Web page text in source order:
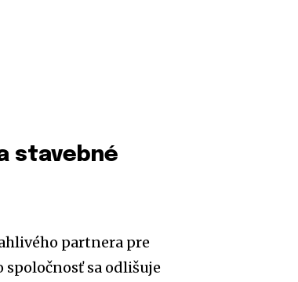
stavebné
partnera pre
spoločnosť sa odlišuje